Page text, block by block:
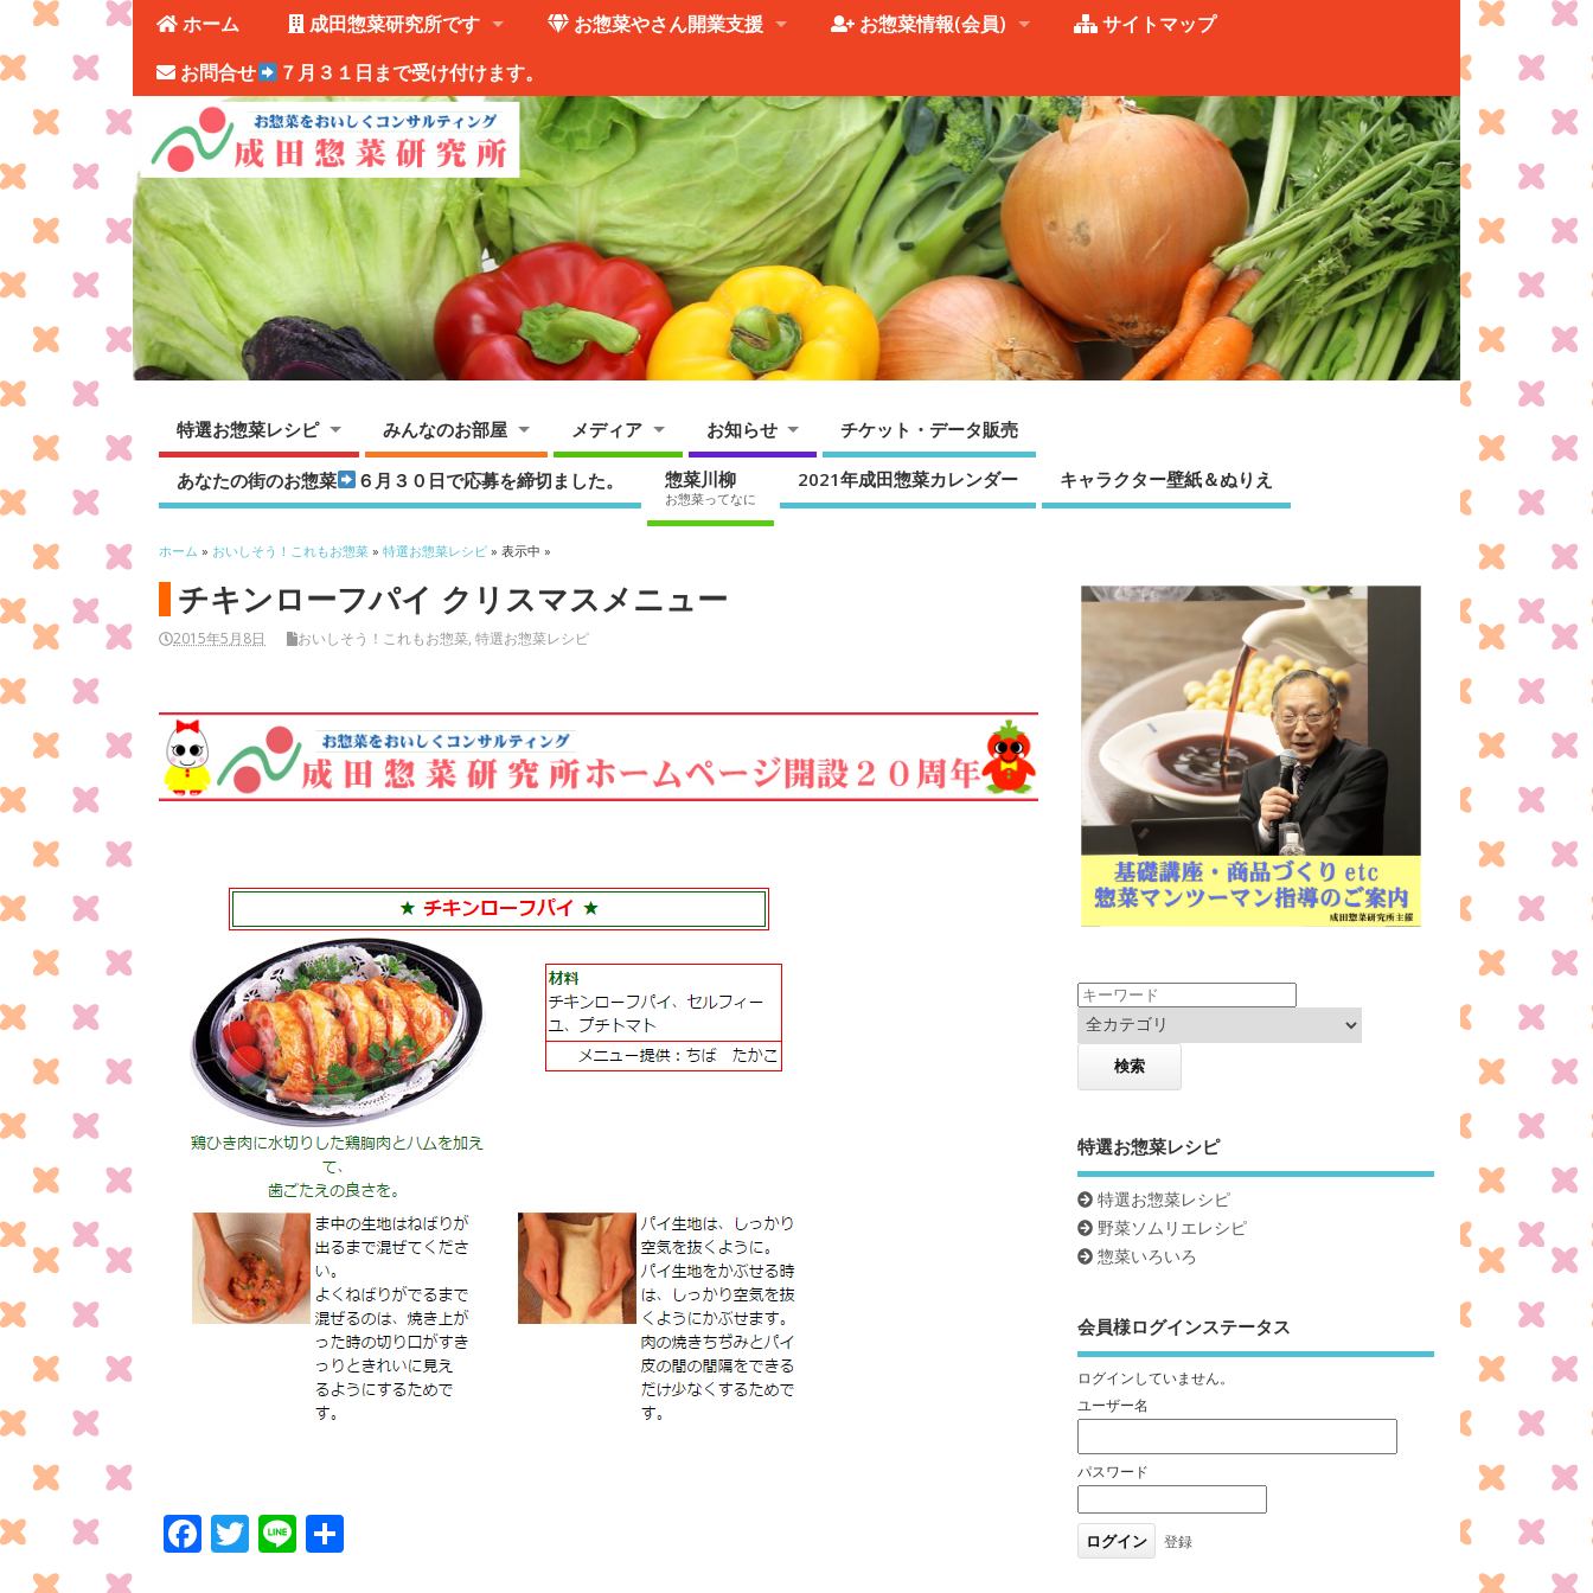
ホーム 成田惣菜研究所です お惣菜やさん開業支援 お惣菜情報(会員)
サイトマップ
お問合せ
７月３１日まで受け付けます。
特選お惣菜レシピ みんなのお部屋 メディア お知らせ チケット・データ販売
あなたの街のお惣菜 ６月３０日で応募を締切ました。 惣菜川柳
お惣菜ってなに
2021年成田惣菜カレンダー キャラクター壁紙＆ぬりえ
ホーム » おいしそう！これもお惣菜 »特選お惣菜レシピ » 表示中 »
チキンローフパイ クリスマスメニュー
2015年5月8日 おいしそう！これもお惣菜,特選お惣菜レシピ
F T Li
特選お惣菜レシピ
特選お惣菜レシピ
野菜ソムリエレシピ
惣菜いろいろ
会員様ログインステータス
ログインしていません。
ユーザー名
パスワード
登録